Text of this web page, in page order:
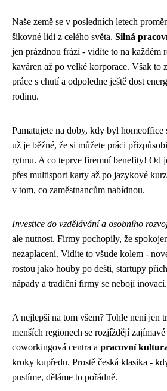
Naše země se v posledních letech
šikovné lidi z celého světa. Silná
jen prázdnou frází - vidíte to na každém
kaváren až po velké korporace. Však to
práce s chutí a odpoledne ještě dost
rodinu.
Pamatujete na doby, kdy byl
už je běžné, že si můžete práci
rytmu. A co teprve firemní benefity! Od
přes multisport karty až po jazykové
v tom, co zaměstnancům nabídnou.
Investice do vzdělávání a osobního
ale nutnost. Firmy pochopily, že
nezaplacení. Vidíte to všude kolem -
rostou jako houby po dešti, startupy
nápady a tradiční firmy se nebojí inovací.
A nejlepší na tom všem? Tohle není jen
menších regionech se rozjíždějí
coworkingová centra a pracovní
kroky kupředu. Prostě česká klasika -
pustíme, děláme to pořádně.